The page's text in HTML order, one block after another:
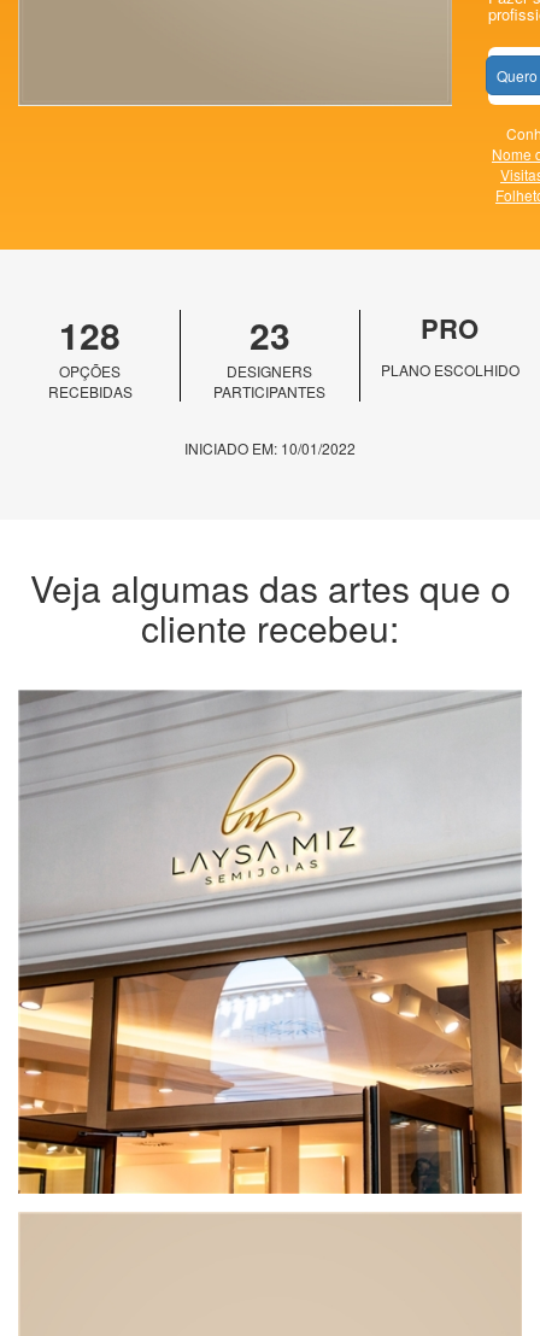
Nome
128
OPÇÕES
RECEBIDAS
23
DESIGNERS
PARTICIPANTES
PRO
PLANO ESCOLHIDO
INICIADO EM: 10/01/2022
Veja algumas das artes que o
cliente recebeu: